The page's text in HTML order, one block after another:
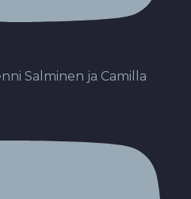
Salminen ja Camilla